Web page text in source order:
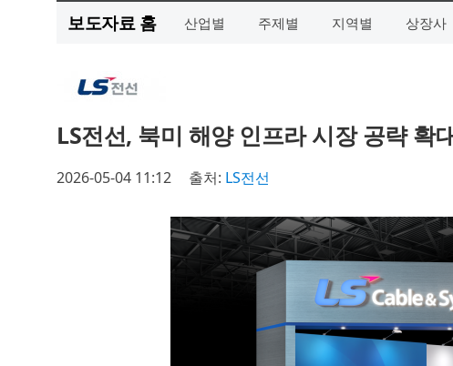
보도자료 홈 산업별 주제별 지역별 상장사
LS전선, 북미 해양 인프라 시장 공략
2026-05-04 11:12 출처: LS전선